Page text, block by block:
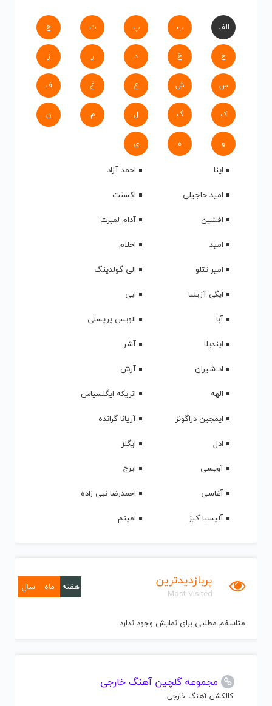
الف ب پ ت ج
ح خ د ر ز
س ش ع غ ف
ک گ ل م ن
و ه ی
اینا
احمد آزاد
امید حاجیلی
اکسنت
افشین
آدام لمبرت
امید
احلام
امیر تتلو
الی گولدینگ
ایگی آزیلیا
ابی
آبا
الویس پریسلی
ایندیلا
آشر
اد شیران
آرش
الهه
انریکه ایگلسیاس
ایمجین دراگونز
آریانا گرانده
ادل
ایگلز
آویسی
ایرج
آغاسی
احمدرضا نبی زاده
آلیسیا کیز
امینم
پربازدیدترین
Most Visited
هفته ماه سال
متاسفم مطلبی برای نمایش وجود ندارد
مجموعه گلچین آهنگ خارجی
کالکشن آهنگ خارجی